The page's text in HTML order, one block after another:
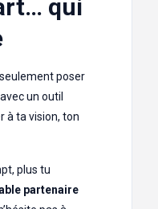
qui
seulement poser
un outil
à ta vision, ton
plus tu
partenaire